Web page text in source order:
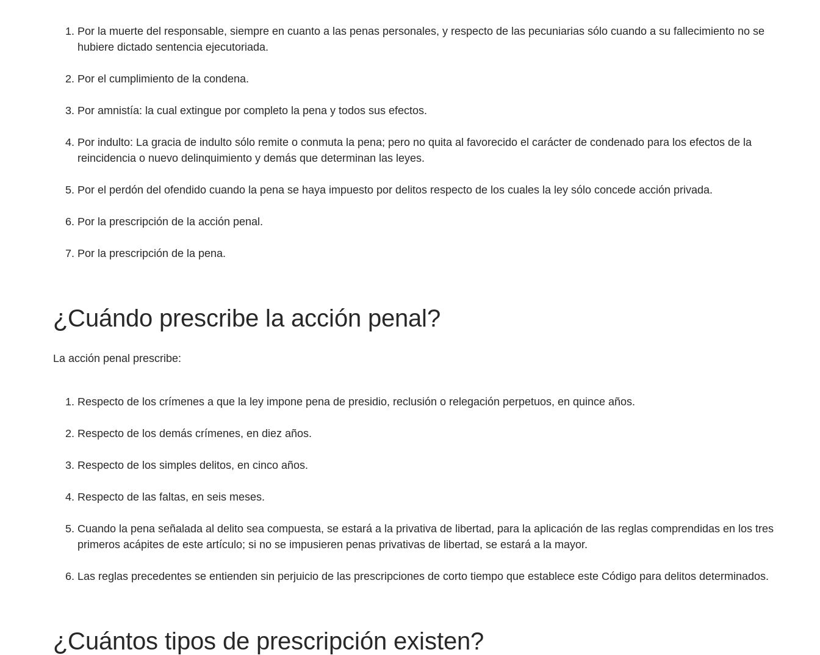
Por la muerte del responsable, siempre en cuanto a las penas personales, y respecto de las pecuniarias sólo cuando a su fallecimiento no se
hubiere dictado sentencia ejecutoriada.
Por el cumplimiento de la condena.
Por amnistía: la cual extingue por completo la pena y todos sus efectos.
Por indulto: La gracia de indulto sólo remite o conmuta la pena; pero no quita al favorecido el carácter de condenado para los efectos de la
reincidencia o nuevo delinquimiento y demás que determinan las leyes.
Por el perdón del ofendido cuando la pena se haya impuesto por delitos respecto de los cuales la ley sólo concede acción privada.
Por la prescripción de la acción penal.
Por la prescripción de la pena.
¿Cuándo prescribe la acción penal?
La acción penal prescribe:
Respecto de los crímenes a que la ley impone pena de presidio, reclusión o relegación perpetuos, en quince años.
Respecto de los demás crímenes, en diez años.
Respecto de los simples delitos, en cinco años.
Respecto de las faltas, en seis meses.
Cuando la pena señalada al delito sea compuesta, se estará a la privativa de libertad, para la aplicación de las reglas comprendidas en los tres
primeros acápites de este artículo; si no se impusieren penas privativas de libertad, se estará a la mayor.
Las reglas precedentes se entienden sin perjuicio de las prescripciones de corto tiempo que establece este Código para delitos determinados.
¿Cuántos tipos de prescripción existen?